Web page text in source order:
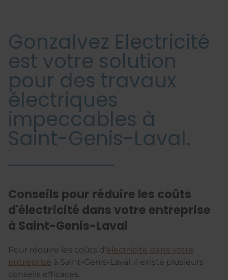
Gonzalvez Electricité
est votre solution
pour des travaux
électriques
impeccables à
Saint-Genis-Laval.
Conseils pour réduire les coûts
d'électricité dans votre entreprise
à Saint-Genis-Laval
Pour réduire les coûts d'électricité dans votre
entreprise à Saint-Genis-Laval, il existe plusieurs
conseils efficaces.